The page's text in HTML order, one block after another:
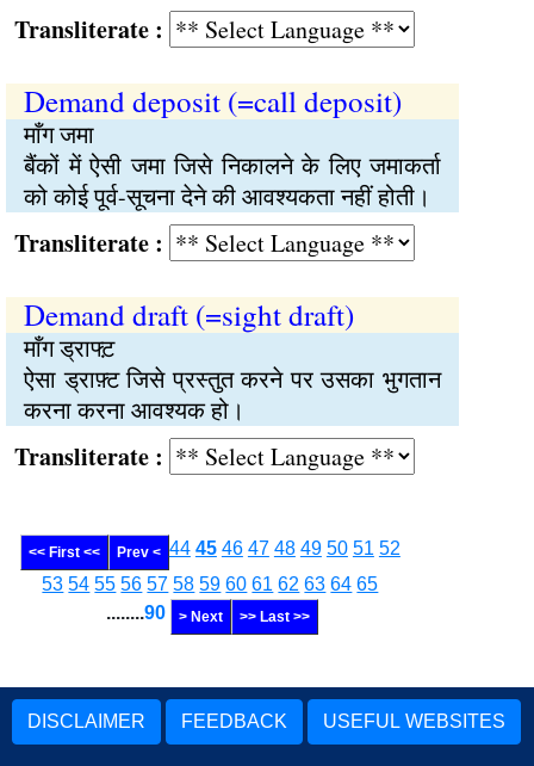
:
Demand deposit (=call deposit)
माँग जमा
बैंकों में ऐसी जमा जिसे निकालने के लिए जमाकर्ता
को कोई पूर्व-सूचना देने की आवश्यकता नहीं होती।
:
Demand draft (=sight draft)
माँग ड्राफ्ट़
ऐसा ड्राफ़्ट जिसे प्रस्तुत करने पर उसका भुगतान
करना करना आवश्यक हो।
:
<< First << Prev < 44 45 46 47 48 49 50 51 52
53 54 55 56 57 58 59 60 61 62 63 64 65
........90 > Next >> Last >>
DISCLAIMER FEEDBACK USEFUL WEBSITES